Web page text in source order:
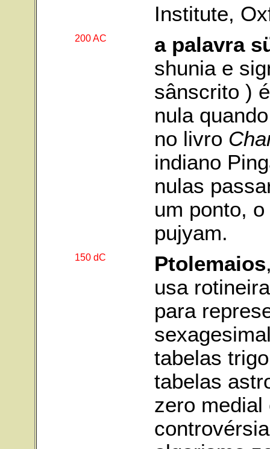
Institute,
200 AC
a palavra
shunia e
sânscrito )
nula
no livro
indiano
nulas
um ponto,
pujyam.
150 dC Ptolemaios
usa
para
tabelas
tabelas
zero